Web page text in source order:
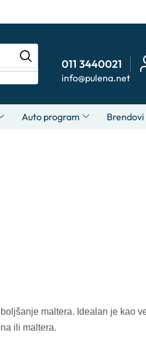
011 3440021
info@pulena.net
Auto program Brendovi
maltera. Idealan je kao
ili maltera.